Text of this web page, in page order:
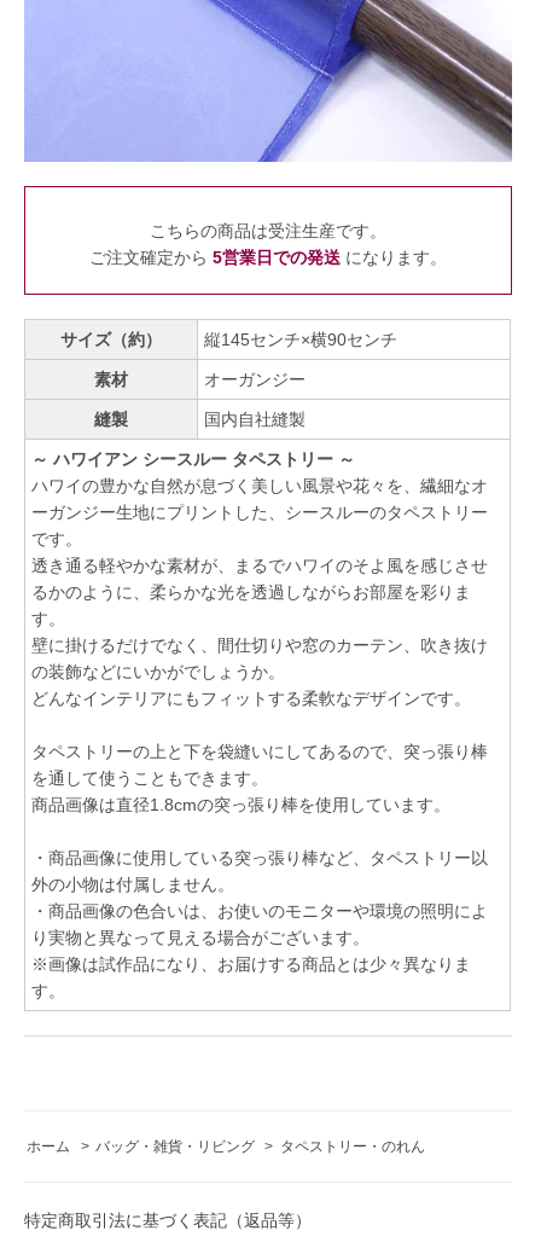
こちらの商品は受注生産です。
ご注文確定から 5営業日での発送になります。
サイズ（約） 縦145センチ×横90センチ
素材 オーガンジー
縫製 国内自社縫製
～ ハワイアン シースルー タペストリー ～
ハワイの豊かな自然が息づく美しい風景や花々を、繊細なオ
ーガンジー生地にプリントした、シースルーのタペストリー
です。
透き通る軽やかな素材が、まるでハワイのそよ風を感じさせ
るかのように、柔らかな光を透過しながらお部屋を彩りま
す。
壁に掛けるだけでなく、間仕切りや窓のカーテン、吹き抜け
の装飾などにいかがでしょうか。
どんなインテリアにもフィットする柔軟なデザインです。
タペストリーの上と下を袋縫いにしてあるので、突っ張り棒
を通して使うこともできます。
商品画像は直径1.8cmの突っ張り棒を使用しています。
・商品画像に使用している突っ張り棒など、タペストリー以
外の小物は付属しません。
・商品画像の色合いは、お使いのモニターや環境の照明によ
り実物と異なって見える場合がございます。
※画像は試作品になり、お届けする商品とは少々異なりま
す。
ホーム > バッグ・雑貨・リビング > タペストリー・のれん
特定商取引法に基づく表記（返品等）